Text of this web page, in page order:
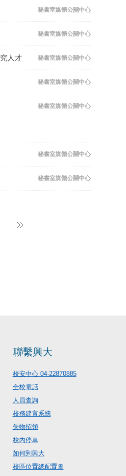
秘書室媒體公關中心
秘書室媒體公關中心
人才 秘書室媒體公關中心
秘書室媒體公關中心
秘書室媒體公關中心
秘書室媒體公關中心
秘書室媒體公關中心
聯繫興大
校安中心 04-22870885
全校電話
人員查詢
校務建言系統
失物招領
校內停車
如何到興大
校區位置總配置圖